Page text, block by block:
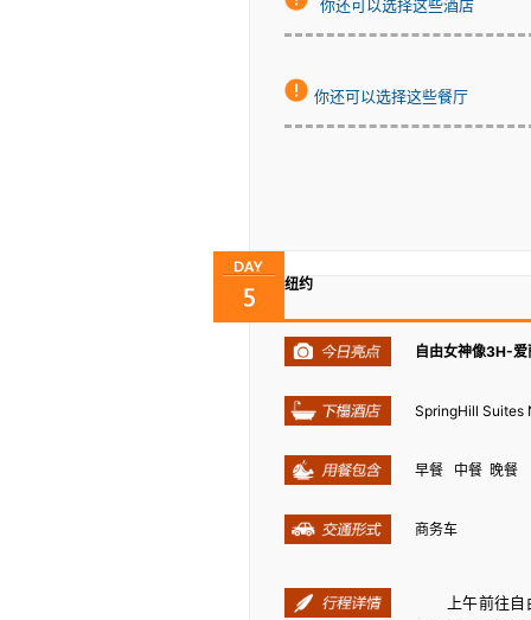
你还可以选择这些酒店
你还可以选择这些餐厅
纽约
自由女神像3H-
SpringHill Suites
早餐 中餐 晚餐
商务车
上午前往自